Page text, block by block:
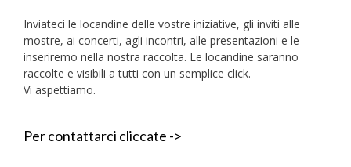
Inviateci le locandine delle vostre iniziative, gli inviti alle
mostre, ai concerti, agli incontri, alle presentazioni e le
inseriremo nella nostra raccolta. Le locandine saranno
raccolte e visibili a tutti con un semplice click.
Vi aspettiamo.
Per contattarci cliccate ->